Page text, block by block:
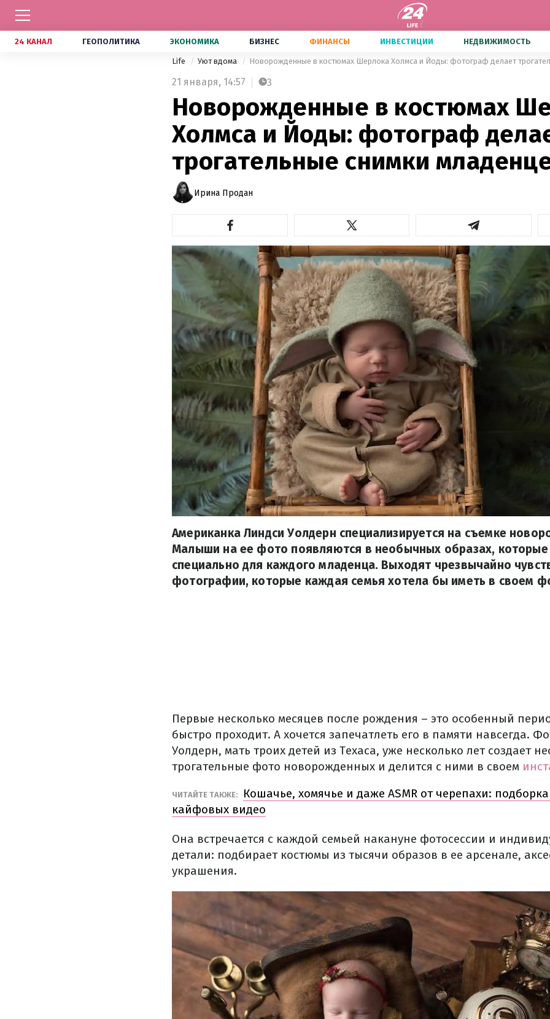
24 КАНАЛ ГЕОПОЛИТИКА ЭКОНОМИКА БИЗНЕС ФИНАНСЫ ИНВЕСТИЦИИ НЕДВИЖИМОСТЬ
Life Уют вдома Новорожденные в костюмах Шерлока Холмса и Йоды: фотограф делает
21 января, 14:57 3
Новорожденные в костюмах
Холмса и Йоды: фотограф
трогательные снимки
Ирина Продан
Американка Линдси Уолдерн специализируется на съемке
Малыши на ее фото появляются в необычных образах,
специально для каждого младенца. Выходят чрезвычайно
фотографии, которые каждая семья хотела бы иметь в своем
Первые несколько месяцев после рождения – это особенный
быстро проходит. А хочется запечатлеть его в памяти навсегда.
Уолдерн, мать троих детей из Техаса, уже несколько лет создает
трогательные фото новорожденных и делится с ними в своем
ЧИТАЙТЕ ТАКЖЕ:
Кошачье, хомячье и даже ASMR от черепахи:
кайфовых видео
Она встречается с каждой семьей накануне фотосессии и
детали: подбирает костюмы из тысячи образов в ее арсенале,
украшения.